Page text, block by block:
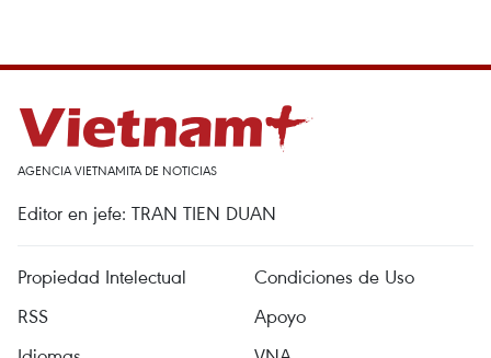
AGENCIA VIETNAMITA DE NOTICIAS
Editor en jefe: TRAN TIEN DUAN
Propiedad Intelectual
Condiciones de Uso
RSS
Apoyo